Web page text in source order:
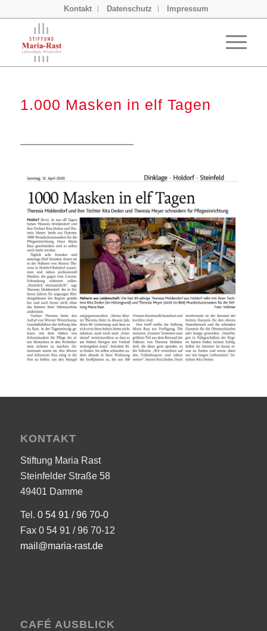
Kontakt Datenschutz Impressum
1.000 Masken in elf Tagen
KONTAKT
Stiftung Maria Rast
Steinfelder Straße 58
49401 Damme
Tel. 0 54 91 / 96 70-0
Fax 0 54 91 / 96 70-12
mail@maria-rast.de
CAFÉ AUSBLICK